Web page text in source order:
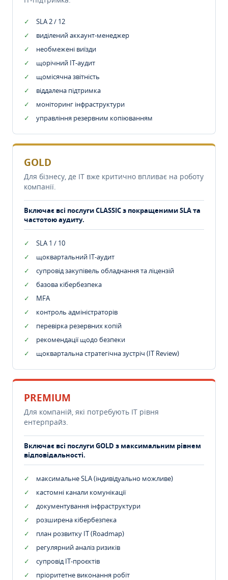
SLA 2 / 12
виділений аккаунт-менеджер
необмежені виїзди
щорічний IT-аудит
щомісячна звітність
віддалена підтримка
моніторинг інфраструктури
управління резервним копіюванням
GOLD
Для бізнесу, де IT вже критично впливає на роботу
компанії.
Включає всі послуги CLASSIC з покращеними SLA та
частотою аудиту.
SLA 1 / 10
щоквартальний IT-аудит
супровід закупівель обладнання та ліцензій
базова кібербезпека
MFA
контроль адміністраторів
перевірка резервних копій
рекомендації щодо безпеки
щоквартальна стратегічна зустріч (IT Review)
PREMIUM
Для компаній, які потребують ІТ рівня
ентерпрайз.
Включає всі послуги GOLD з максимальним рівнем
відповідальності.
максимальне SLA (індивідуально можливе)
кастомні канали комунікації
документування інфраструктури
розширена кібербезпека
план розвитку IT (Roadmap)
регулярний аналіз ризиків
супровід ІТ-проєктів
пріоритетне виконання робіт